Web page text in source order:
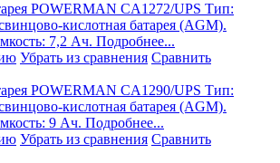
POWERMAN CA1272/UPS Тип:
кислотная батарея (AGM).
7,2 Ач. Подробнее...
Убрать из сравнения Сравнить
POWERMAN CA1290/UPS Тип:
кислотная батарея (AGM).
9 Ач. Подробнее...
Убрать из сравнения Сравнить